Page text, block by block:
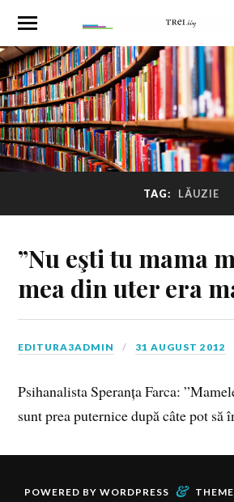
TAG: LĂUZIE
”Nu eşti tu mama
mea din uter era
EDITURA3ADMIN 31 AUGUST 2012
Psihanalista Speranța Farca:
sunt prea puternice după câte pot
POWERED BY WORDPRESS &